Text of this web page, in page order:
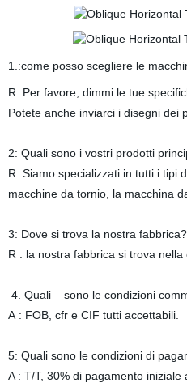
1.:come posso scegliere le
R: Per favore, dimmi le tue
Potete anche inviarci i disegni dei
2: Quali sono i vostri prodotti
R: Siamo specializzati in tutti i tipi
macchine da tornio, la macchina
3: Dove si trova la nostra
R : la nostra fabbrica si trova
4. Quali sono le condizioni
A : FOB, cfr e CIF tutti accettabili.
5: Quali sono le condizioni di
A : T/T, 30% di pagamento